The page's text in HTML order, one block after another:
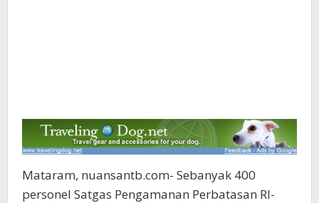
Mataram, nuansantb.com- Sebanyak 400
personel Satgas Pengamanan Perbatasan RI-